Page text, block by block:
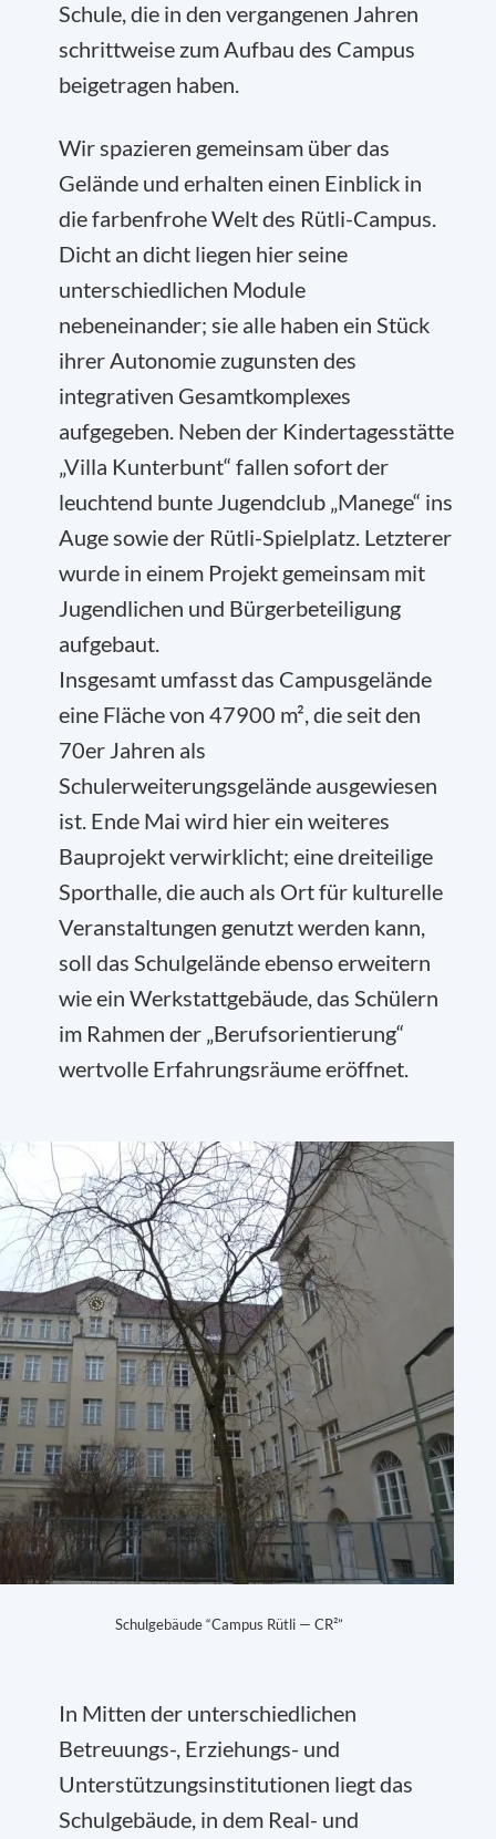
Schule, die in den vergangenen Jahren
schrittweise zum Aufbau des Campus
beigetragen haben.
Wir spazieren gemeinsam über das
Gelände und erhalten einen Einblick in
die farbenfrohe Welt des Rütli-Campus.
Dicht an dicht liegen hier seine
unterschiedlichen Module
nebeneinander; sie alle haben ein Stück
ihrer Autonomie zugunsten des
integrativen Gesamtkomplexes
aufgegeben. Neben der Kindertagesstätte
„Villa Kunterbunt“ fallen sofort der
leuchtend bunte Jugendclub „Manege“ ins
Auge sowie der Rütli-Spielplatz. Letzterer
wurde in einem Projekt gemeinsam mit
Jugendlichen und Bürgerbeteiligung
aufgebaut.
Insgesamt umfasst das Campusgelände
eine Fläche von 47900 m², die seit den
70er Jahren als
Schulerweiterungsgelände ausgewiesen
ist. Ende Mai wird hier ein weiteres
Bauprojekt verwirklicht; eine dreiteilige
Sporthalle, die auch als Ort für kulturelle
Veranstaltungen genutzt werden kann,
soll das Schulgelände ebenso erweitern
wie ein Werkstattgebäude, das Schülern
im Rahmen der „Berufsorientierung“
wertvolle Erfahrungsräume eröffnet.
Schulgebäude “Campus Rütli — CR²”
In Mitten der unterschiedlichen
Betreuungs-, Erziehungs- und
Unterstützungsinstitutionen liegt das
Schulgebäude, in dem Real- und